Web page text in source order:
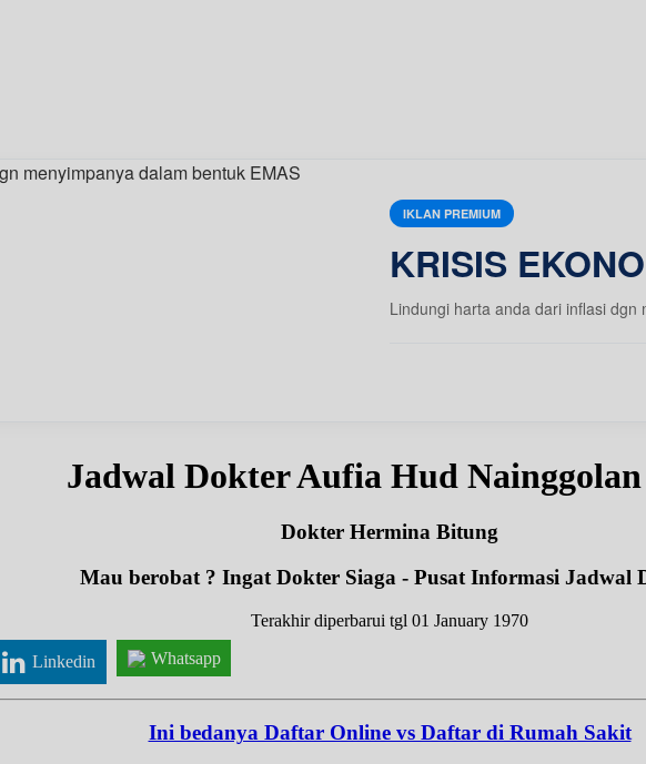
IKLAN PREMIUM
KRISIS
Lindungi harta anda dari inflasi
Jadwal Dokter Aufia Hud
Dokter Hermina Bitung
Mau berobat ? Ingat Dokter Siaga - Pusat Informasi Jadwal
Terakhir diperbarui tgl 01 January 1970
Linkedin Whatsapp
Ini bedanya Daftar Online vs Daftar di Rumah Sakit